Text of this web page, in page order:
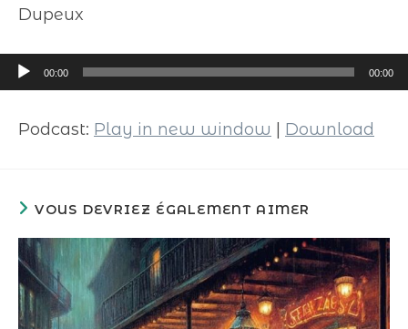
Dupeux
Lecteur
audio
00:00 00:00
Podcast: Play in new window Download
VOUS DEVRIEZ ÉGALEMENT AIMER